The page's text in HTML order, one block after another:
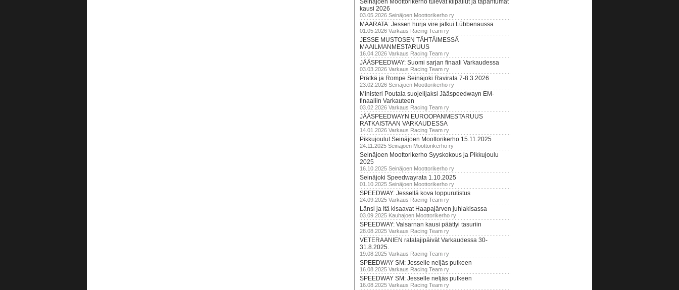
Seinäjoen Moottorikerho tulevat kilpailut ja tapahtumat
kausi 2026
03.05.2026 Seinäjoen Moottorikerho ry
MAARATA: Jessen hurja vire jatkui Lübbenaussa
01.05.2026 Varkaus Racing Team ry
JESSE MUSTOSEN TÄHTÄIMESSÄ
MAAILMANMESTARUUS
16.04.2026 Varkaus Racing Team ry
JÄÄSPEEDWAY: Suomi sarjan finaali Varkaudessa
03.03.2026 Varkaus Racing Team ry
Prätkä ja Rompe Seinäjoki Ravirata 7-8.3.2026
23.02.2026 Seinäjoen Moottorikerho ry
Ministeri Poutala suojelijaksi Jääspeedwayn EM-
finaaliin Varkauteen
03.02.2026 Varkaus Racing Team ry
JÄÄSPEEDWAYN EUROOPANMESTARUUS
RATKAISTAAN VARKAUDESSA
14.01.2026 Varkaus Racing Team ry
Pikkujoulut Seinäjoen Moottorikerho 15.11.2025
24.11.2025 Seinäjoen Moottorikerho ry
Seinäjoen Moottorikerho Syyskokous ja Pikkujoulu
2025
16.10.2025 Seinäjoen Moottorikerho ry
Seinäjoki Speedwayrata 1.10.2025
01.10.2025 Seinäjoen Moottorikerho ry
SPEEDWAY: Jessellä kova loppurutistus
24.09.2025 Varkaus Racing Team ry
Länsi ja Itä kisaavat Haapajärven juhlakisassa
03.09.2025 Kauhajoen Moottorikerho ry
SPEEDWAY: Valsarnan kausi päättyi tasuriin
28.08.2025 Varkaus Racing Team ry
VETERAANIEN ratalajipäivät Varkaudessa 30-
31.8.2025.
19.08.2025 Varkaus Racing Team ry
SPEEDWAY SM: Jesselle neljäs putkeen
16.08.2025 Varkaus Racing Team ry
SPEEDWAY SM: Jesselle neljäs putkeen
16.08.2025 Varkaus Racing Team ry